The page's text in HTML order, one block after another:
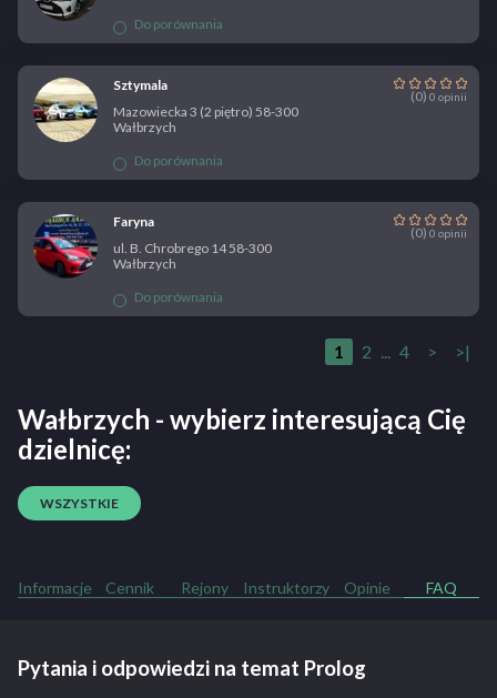
Do porównania
Sztymala
(0) 0 opinii
Mazowiecka 3 (2 piętro) 58-300
Wałbrzych
Do porównania
Faryna
(0) 0 opinii
ul. B. Chrobrego 14 58-300
Wałbrzych
Do porównania
1 2 ... 4 > >|
Wałbrzych - wybierz interesującą Cię
dzielnicę:
WSZYSTKIE
Informacje Cennik Rejony Instruktorzy Opinie FAQ
Pytania i odpowiedzi na temat Prolog